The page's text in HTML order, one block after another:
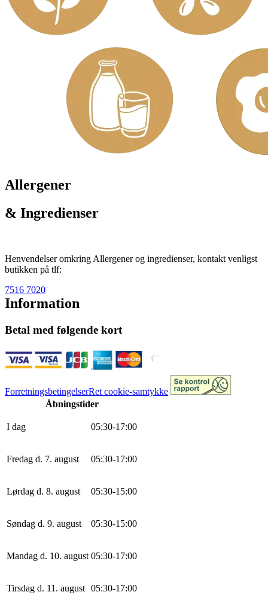
Allergener
& Ingredienser
Henvendelser omkring Allergener og ingredienser, kontakt venligst
butikken på tlf:
7516 7020
Information
Betal med følgende kort
ForretningsbetingelserRet cookie-samtykke
Åbningstider
I dag 05:30-17:00
Fredag d. 7. august 05:30-17:00
Lørdag d. 8. august 05:30-15:00
Søndag d. 9. august 05:30-15:00
Mandag d. 10. august 05:30-17:00
Tirsdag d. 11. august 05:30-17:00